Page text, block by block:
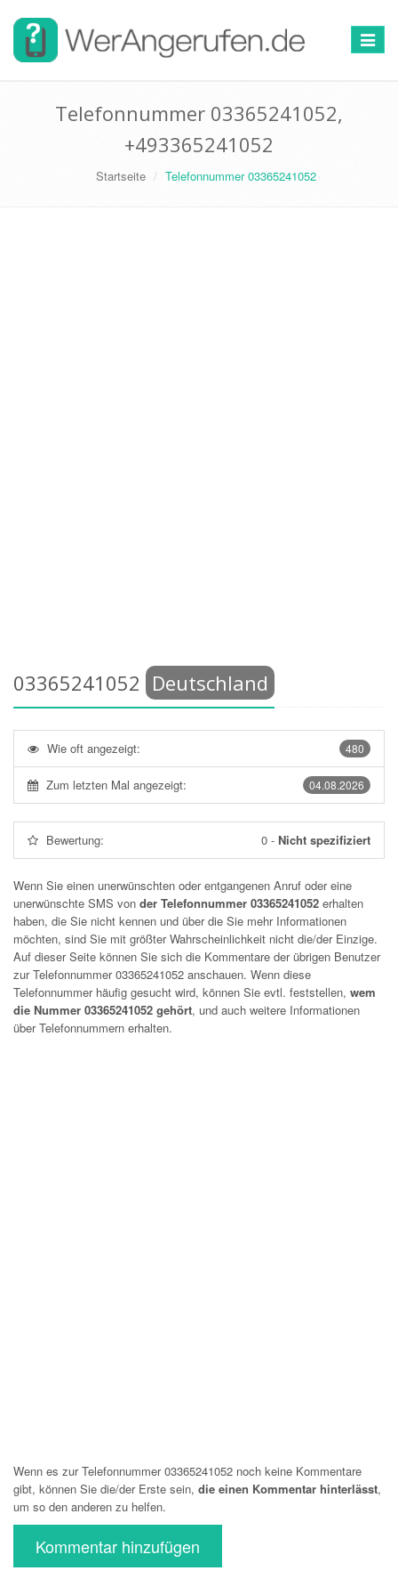
Toggle
Telefonnummer 03365241052,
+493365241052
Startseite Telefonnummer 03365241052
03365241052 Deutschland
480
Wie oft angezeigt:
04.08.2026
Zum letzten Mal angezeigt:
Bewertung: 0 - Nicht spezifiziert
Wenn Sie einen unerwünschten oder entgangenen Anruf oder eine
unerwünschte SMS von der Telefonnummer 03365241052 erhalten
haben, die Sie nicht kennen und über die Sie mehr Informationen
möchten, sind Sie mit größter Wahrscheinlichkeit nicht die/der Einzige.
Auf dieser Seite können Sie sich die Kommentare der übrigen Benutzer
zur Telefonnummer03365241052 anschauen. Wenn diese
Telefonnummer häufig gesucht wird, können Sie evtl. feststellen, wem
die Nummer 03365241052 gehört, und auch weitere Informationen
über Telefonnummern erhalten.
Wenn es zur Telefonnummer 03365241052 noch keine Kommentare
gibt, können Sie die/der Erste sein, die einen Kommentar hinterlässt,
um so den anderen zu helfen.
Kommentar hinzufügen